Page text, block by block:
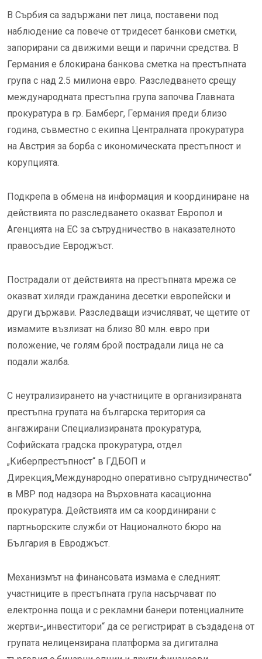
В Сърбия са задържани пет лица, поставени под
наблюдение са повече от тридесет банкови сметки,
запорирани са движими вещи и парични средства. В
Германия е блокирана банкова сметка на престъпната
група с над 2.5 милиона евро. Разследването срещу
международната престъпна група започва Главната
прокуратура в гр. Бамберг, Германия преди близо
година, съвместно с екипна Централната прокуратура
на Австрия за борба с икономическата престъпност и
корупцията.
Подкрепа в обмена на информация и координиране на
действията по разследването оказват Европол и
Агенцията на ЕС за сътрудничество в наказателното
правосъдие Евроджъст.
Пострадали от действията на престъпната мрежа се
оказват хиляди гражданина десетки европейски и
други държави. Разследващи изчисляват, че щетите от
измамите възлизат на близо 80 млн. евро при
положение, че голям брой пострадали лица не са
подали жалба.
С неутрализирането на участниците в организираната
престъпна групата на българска територия са
ангажирани Специализираната прокуратура,
Софийската градска прокуратура, отдел
„Киберпрестъпност“ в ГДБОП и
Дирекция„Международно оперативно сътрудничество“
в МВР под надзора на Върховната касационна
прокуратура. Действията им са координирани с
партньорските служби от Националното бюро на
България в Евроджъст.
Механизмът на финансовата измама е следният:
участниците в престъпната група насърчават по
електронна поща и с рекламни банери потенциалните
жертви-„инвеститори“ да се регистрират в създадена от
групата нелицензирана платформа за дигитална